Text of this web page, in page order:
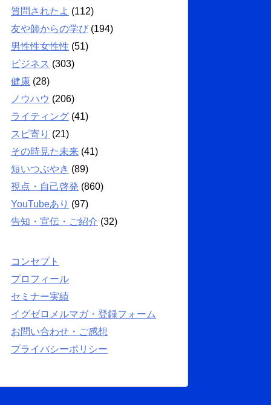
質問されたよ (112)
友や師からの学び (194)
男性性女性性 (51)
ビジネス (303)
健康 (28)
ノウハウ (206)
ライティング (41)
スピ寄り (21)
その時見た未来 (41)
短いつぶやき (89)
視点・自己啓発 (860)
YouTubeあり (97)
告知・宣伝・ご紹介 (32)
コンセプト
プロフィール
セミナー実績
イグゼロメルマガ・登録フォーム
お問い合わせ・ご感想
プライバシーポリシー